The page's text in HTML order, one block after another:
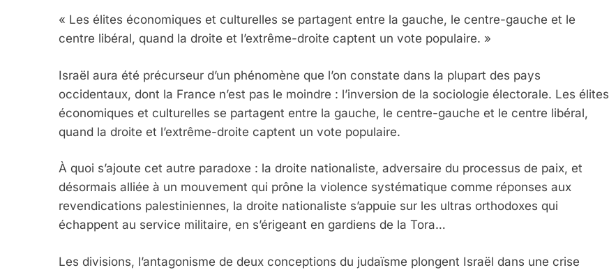
« Les élites économiques et culturelles se partagent entre la gauche, le centre-gauche et le
centre libéral, quand la droite et l’extrême-droite captent un vote populaire. »
Israël aura été précurseur d’un phénomène que l’on constate dans la plupart des pays
occidentaux, dont la France n’est pas le moindre : l’inversion de la sociologie électorale. Les élites
économiques et culturelles se partagent entre la gauche, le centre-gauche et le centre libéral,
quand la droite et l’extrême-droite captent un vote populaire.
À quoi s’ajoute cet autre paradoxe : la droite nationaliste, adversaire du processus de paix, et
désormais alliée à un mouvement qui prône la violence systématique comme réponses aux
revendications palestiniennes, la droite nationaliste s’appuie sur les ultras orthodoxes qui
échappent au service militaire, en s’érigeant en gardiens de la Tora…
Les divisions, l’antagonisme de deux conceptions du judaïsme plongent Israël dans une crise